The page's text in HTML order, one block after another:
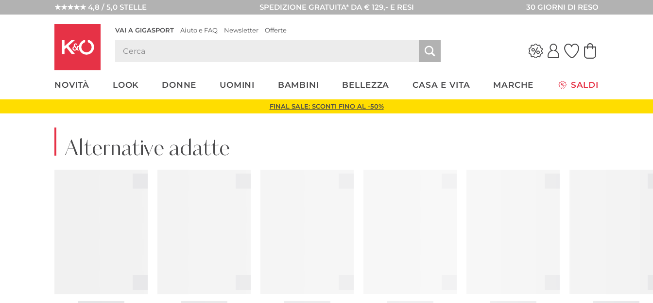
★★★★★ 4,8 / 5,0 STELLE SPEDIZIONE GRATUITA* DA € 129,- E RESI 30 GIORNI DI RESO
VAI A GIGASPORT Aiuto e FAQ Newsletter Offerte
NOVITÀ LOOK DONNE UOMINI BAMBINI BELLEZZA CASA E VITA MARCHE SALDI
LOOK
WEDDING
FINAL SALE: SCONTI FINO AL -50%
Alternative adatte